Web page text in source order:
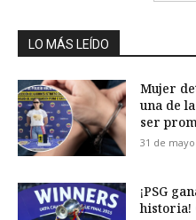
LO MÁS LEÍDO
Mujer
una de
ser
31 de
¡PSG
historia!